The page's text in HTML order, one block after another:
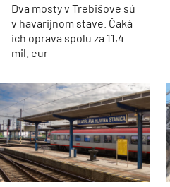
Dva mosty v Trebišove sú
v havarijnom stave. Čaká
ich oprava spolu za 11,4
mil. eur